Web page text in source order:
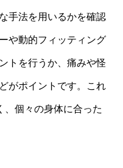
手法を用いるかを確認
や動的フィッティング
トを行うか、痛みや怪
がポイントです。これ
、個々の身体に合った